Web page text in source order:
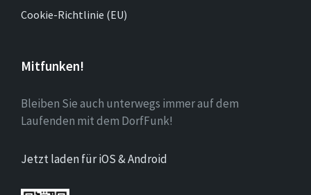
Cookie-Richtlinie (EU)
Mitfunken!
Bleiben Sie auch unterwegs immer auf dem
Laufenden mit dem DorfFunk!
Jetzt laden für iOS & Android